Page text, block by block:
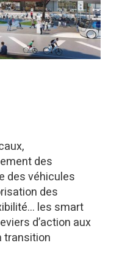
des
des véhicules
des
les smart
d’action aux
transition